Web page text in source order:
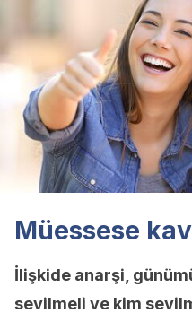
Müessese
İlişkide anarşi,
sevilmeli ve kim